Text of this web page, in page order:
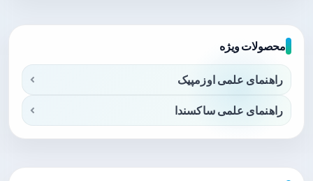
محصولات ویژه
راهنمای علمی اوزمپیک
راهنمای علمی ساکسندا